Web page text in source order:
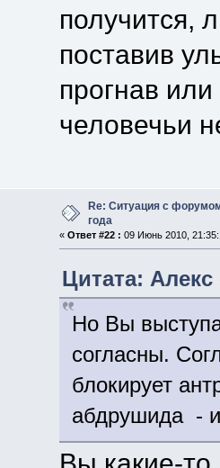
получится,
поставив
прогнав
человечьи
Re: Ситуация с
года
« Ответ #22 : 09 Июнь 2010,
Цитата:
Но Вы
согласны.
блокирует
абдрушида -